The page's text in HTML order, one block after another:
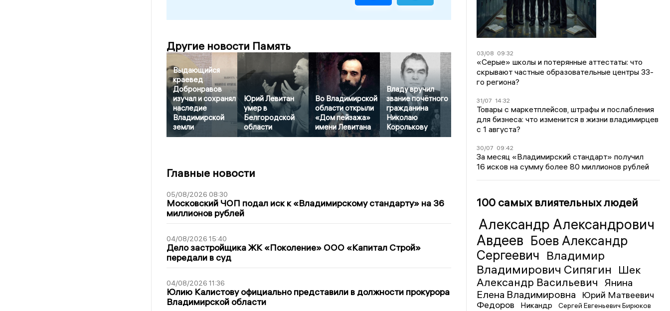
Другие новости Память
Выдающийся
краевед
Добронравов
изучал и сохранял
наследие
Владимирской
земли
Юрий Левитан
умер в
Белгородской
области
Во Владимирской
области открыли
«Дом пейзажа»
имени Левитана
Владу вручил
звание почётного
гражданина
Николаю
Королькову
Главные новости
05/08/2026 08:30
Московский ЧОП подал иск к «Владимирскому стандарту» на 36
миллионов рублей
04/08/2026 15:40
Дело застройщика ЖК «Поколение» ООО «Капитал Строй»
передали в суд
04/08/2026 11:36
Юлию Калистову официально представили в должности прокурора
Владимирской области
03/08 09:32
«Серые» школы и потерянные аттестаты: что
скрывают частные образовательные центры 33-
го региона?
31/07 14:32
Товары с маркетплейсов, штрафы и послабления
для бизнеса: что изменится в жизни владимирцев
с 1 августа?
30/07 09:42
За месяц «Владимирский стандарт» получил
16 исков на сумму более 80 миллионов рублей
100 самых влиятельных людей
Александр Александрович
Авдеев Боев Александр
Сергеевич Владимир
Владимирович Сипягин Шек
Александр Васильевич
Янина
Елена Владимировна
Юрий Матвеевич
Федоров
Никандр Сергей Евгеньевич Бирюков